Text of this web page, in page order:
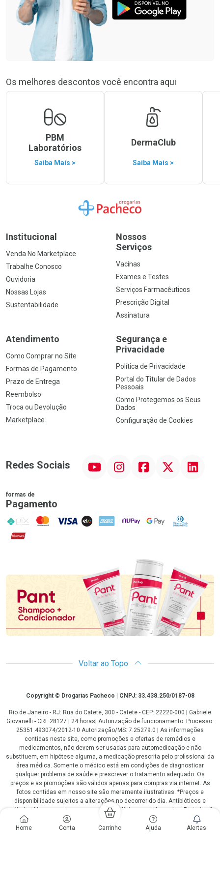
Home Conta Carrinho Ajuda Alertas
Os melhores descontos você encontra aqui
PBM
Laboratórios
Saiba Mais >
DermaClub
Saiba Mais >
Ir para a Home
Institucional
Venda No Marketplace
Trabalhe Conosco
Ouvidoria
Nossas Lojas
Sustentabilidade
Nossos
Serviços
Vacinas
Exames e Testes
Serviços Farmacêuticos
Prescrição Digital
Assinatura
Atendimento
Como Comprar no Site
Formas de Pagamento
Prazo de Entrega
Reembolso
Troca ou Devolução
Marketplace
Segurança e
Privacidade
Política de Privacidade
Portal do Titular de Dados
Pessoais
Como Protegemos os Seus
Dados
Configuração de Cookies
Redes Sociais InstagramFacebookTwitter Linkedin
formas de
Pagamento
PIX MasterCard
VISA ELO AMEX NuPay Google PayDiners Club
Hipercard
Voltar ao Topo
CopyrightCopyright © Drogarias Pacheco | CNPJ: 33.438.250/0187-08
Rio de Janeiro - RJ: Rua do Catete, 300 - Catete - CEP: 22220-000 | Gabriele
Giovanelli - CRF 28127 | 24 horas| Autorização de funcionamento: Processo:
25351.493074/2012-10 Autorização/MS: 7.25279.0 | As informações
contidas neste site, como promoções e ofertas de remédios e
medicamentos, não devem ser usadas para automedicação e não
substituem, em hipótese alguma, a medicação prescrita pelo profissional da
área médica. Somente o médico está em condições de diagnosticar
qualquer problema de saúde e prescrever o tratamento adequado. Os
preços e as promoções são válidos apenas para compras via internet. As
fotos contidas em nosso site são meramente ilustrativas. *Preços e
disponibilidade sujeitos a alterações no decorrer do dia. Antibióticos e
antimicrobianos vendas apenas em lojas físicas ou televendas. Portaria nº
344 - 01/02/1999 - Ministério da Saúde. Horário de funcionamento Central
de Vendas e Atendimento ao Cliente 4020 4404 ou 0800 282 10 10 de